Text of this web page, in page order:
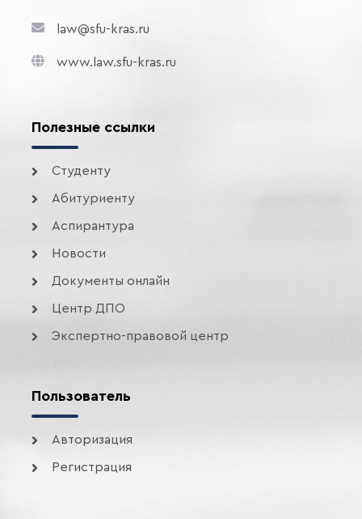
law@sfu-kras.ru
www.law.sfu-kras.ru
Полезные ссылки
Студенту
Абитуриенту
Аспирантура
Новости
Документы онлайн
Центр ДПО
Экспертно-правовой центр
Пользователь
Авторизация
Регистрация